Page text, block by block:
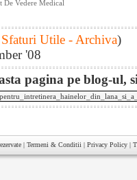
De Vedere Medical
Sfaturi Utile - Archiva)
'08
pagina pe blog-ul,
| Termeni & Conditii | Privacy Policy |